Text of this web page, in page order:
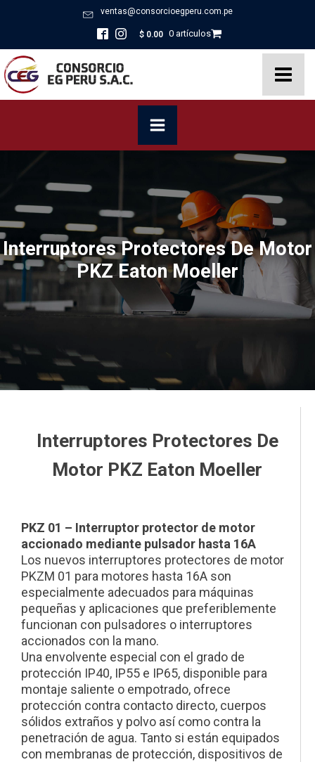
ventas@consorcioegperu.com.pe
$ 0.00 0 artículos
Interruptores Protectores De Motor
PKZ Eaton Moeller
Interruptores Protectores De
Motor PKZ Eaton Moeller
PKZ 01 – Interruptor protector de motor
accionado mediante pulsador hasta 16A
Los nuevos interruptores protectores de motor
PKZM 01 para motores hasta 16A son
especialmente adecuados para máquinas
pequeñas y aplicaciones que preferiblemente
funcionan con pulsadores o interruptores
accionados con la mano.
Una envolvente especial con el grado de
protección IP40, IP55 e IP65, disponible para
montaje saliente o empotrado, ofrece
protección contra contacto directo, cuerpos
sólidos extraños y polvo así como contra la
penetración de agua. Tanto si están equipados
con membranas de protección, dispositivos de